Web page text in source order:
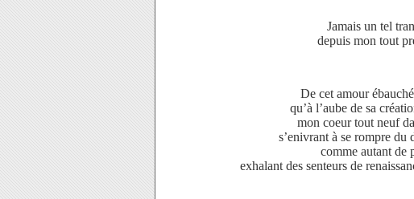
Jamais un tel
depuis mon tout
De cet amour
qu’à l’aube de sa
mon coeur tout neuf
s’enivrant à se rompre du
comme autant de
exhalant des senteurs de